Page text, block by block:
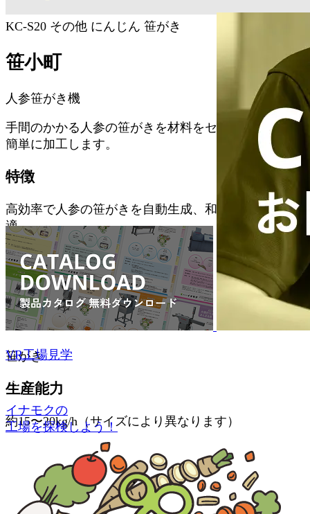
VR工場見学
イナモクの
工場を探検しよう！
KC-S20 その他 にんじん 笹がき
笹小町
人参笹がき機
手間のかかる人参の笹がきを材料をセットするだけで
簡単に加工します。
特徴
高効率で人参の笹がきを自動生成、和食の仕込みに最
適
対応食材
にんじん
加工方法
笹がき
生産能力
約15〜20kg/h（サイズにより異なります）